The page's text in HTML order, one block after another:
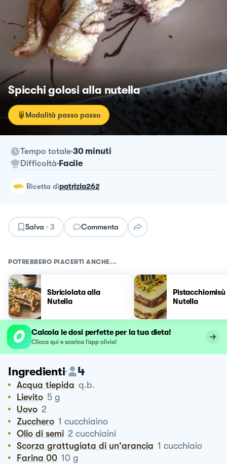
Spicchi golosi alla nutella
Modalità passo passo
Tempo totale 30 minuti
Difficoltà Facile
ricetta dipatrizia262
Salva · 3 Commenta
POTREBBERO PIACERTI ANCHE...
Sbriciolata alla
Nutella
Nutella
Calcola le dosi perfette per la tua dieta!
Clicca qui e scarica l’app olivia!
Ingredienti 4
Acqua tiepida q.b.
Lievito 5 g
Uovo 2
Zucchero 1 cucchiaino
Olio di semi 2 cucchiaini
Scorza grattugiata di un'arancia 1 cucchiaio
Farina 00 10 g